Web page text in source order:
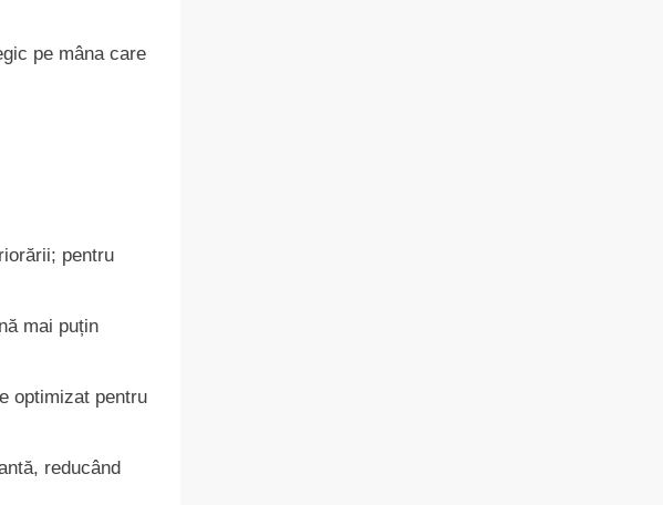
pe mâna care
pentru
mai puțin
optimizat pentru
reducând